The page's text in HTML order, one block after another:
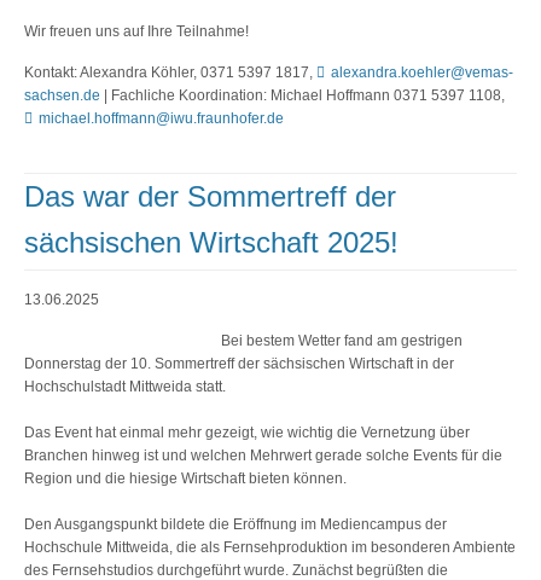
Wir freuen uns auf Ihre Teilnahme!
Kontakt: Alexandra Köhler, 0371 5397 1817,
alexandra.koehler@vemas-
sachsen.de | Fachliche Koordination: Michael Hoffmann 0371 5397 1108,
michael.hoffmann@iwu.fraunhofer.de
Das war der Sommertreff der
sächsischen Wirtschaft 2025!
13.06.2025
Bei bestem Wetter fand am gestrigen
Donnerstag der 10. Sommertreff der sächsischen Wirtschaft in der
Hochschulstadt Mittweida statt.
Das Event hat einmal mehr gezeigt, wie wichtig die Vernetzung über
Branchen hinweg ist und welchen Mehrwert gerade solche Events für die
Region und die hiesige Wirtschaft bieten können.
Den Ausgangspunkt bildete die Eröffnung im Mediencampus der
Hochschule Mittweida, die als Fernsehproduktion im besonderen Ambiente
des Fernsehstudios durchgeführt wurde. Zunächst begrüßten die